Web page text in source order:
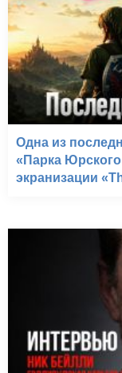
Одна из
«Парка
экранизации